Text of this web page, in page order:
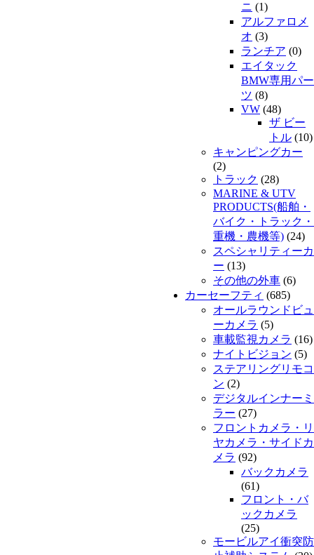
ニ (1)
アルファロメ
オ (3)
ランチア (0)
エイタック
BMW専用パー
ツ (8)
VW (48)
ザ ビー
トル (10)
キャンピングカー
(2)
トラック (28)
MARINE & UTV
PRODUCTS(船舶・
バイク・トラック・
重機・農機等) (24)
スペシャリティーカ
ー (13)
その他の外車 (6)
カーセーフティ (685)
オールラウンドビュ
ーカメラ (5)
車載監視カメラ (16)
ナイトビジョン (5)
ステアリングリモコ
ン (2)
デジタルインナーミ
ラー (27)
フロントカメラ・リ
ヤカメラ・サイドカ
メラ (92)
バックカメラ
(61)
フロント・バ
ックカメラ
(25)
モービルアイ衝突防